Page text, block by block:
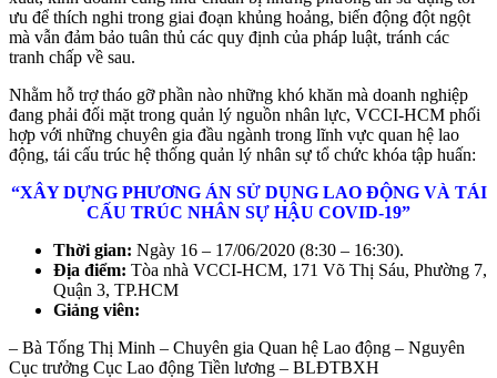
ưu để thích nghi trong giai đoạn khủng hoảng, biến động đột ngột
mà vẫn đảm bảo tuân thủ các quy định của pháp luật, tránh các
tranh chấp về sau.
Nhằm hỗ trợ tháo gỡ phần nào những khó khăn mà doanh nghiệp
đang phải đối mặt trong quản lý nguồn nhân lực, VCCI-HCM phối
hợp với những chuyên gia đầu ngành trong lĩnh vực quan hệ lao
động, tái cấu trúc hệ thống quản lý nhân sự tổ chức khóa tập huấn:
“XÂY DỰNG PHƯƠNG ÁN SỬ DỤNG LAO ĐỘNG VÀ TÁI
CẤU TRÚC NHÂN SỰ HẬU COVID-19”
Thời gian: Ngày 16 – 17/06/2020 (8:30 – 16:30).
Địa điểm: Tòa nhà VCCI-HCM, 171 Võ Thị Sáu, Phường 7,
Quận 3, TP.HCM
Giảng viên:
– Bà Tống Thị Minh – Chuyên gia Quan hệ Lao động – Nguyên
Cục trưởng Cục Lao động Tiền lương – BLĐTBXH